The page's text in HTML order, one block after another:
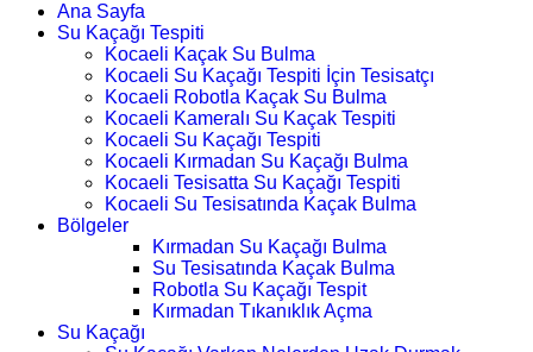
Ana Sayfa
Su Kaçağı Tespiti
Kocaeli Kaçak Su Bulma
Kocaeli Su Kaçağı Tespiti İçin Tesisatçı
Kocaeli Robotla Kaçak Su Bulma
Kocaeli Kameralı Su Kaçak Tespiti
Kocaeli Su Kaçağı Tespiti
Kocaeli Kırmadan Su Kaçağı Bulma
Kocaeli Tesisatta Su Kaçağı Tespiti
Kocaeli Su Tesisatında Kaçak Bulma
Bölgeler
Kırmadan Su Kaçağı Bulma
Su Tesisatında Kaçak Bulma
Robotla Su Kaçağı Tespit
Kırmadan Tıkanıklık Açma
Su Kaçağı